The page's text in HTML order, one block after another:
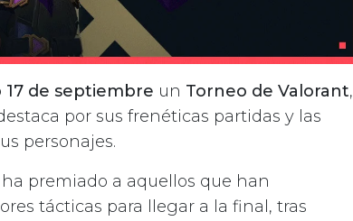
17 de septiembre un Torneo de Valorant,
por sus frenéticas partidas y las
personajes.
premiado a aquellos que han
tácticas para llegar a la final, tras